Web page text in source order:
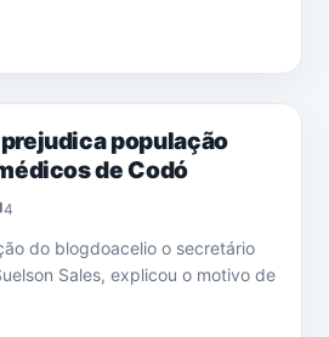
população
de Codó
4
do blogdoacelio o secretário
Sales, explicou o motivo de